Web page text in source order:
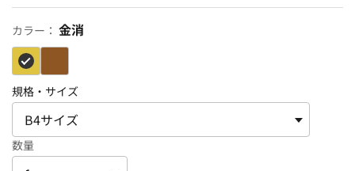
カラー： 金消
規格・サイズ
数量